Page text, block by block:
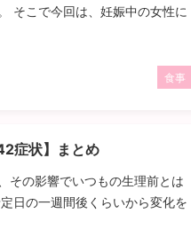
そこで今回は、妊娠中の女性に
食事
症状】まとめ
その影響でいつもの生理前とは
日の一週間後くらいから変化を